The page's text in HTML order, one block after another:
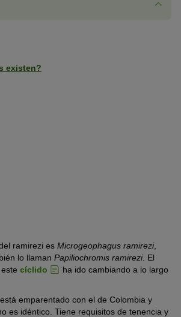
existen?
ramirezi es Microgeophagus ramirezi,
lo llaman Papiliochromis ramirezi. El
cíclido
ha ido cambiando a lo largo
emparentado con el de Colombia y
es idéntico. Tiene requisitos de tenencia y